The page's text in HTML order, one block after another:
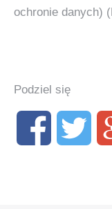
ochronie danych)
Podziel się